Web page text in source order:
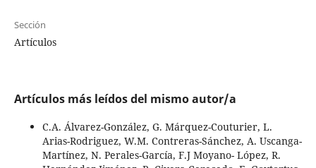
Sección
Artículos
Artículos más leídos del mismo autor/a
C.A. Álvarez-González, G. Márquez-Couturier, L.
Arias-Rodriguez, W.M. Contreras-Sánchez, A. Uscanga-
Martínez, N. Perales-García, F.J Moyano- López, R.